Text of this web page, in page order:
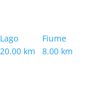
Lago
20.00 km
Fiume
8.00 km